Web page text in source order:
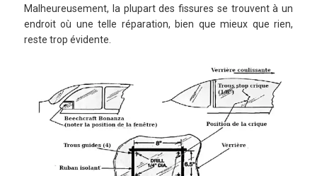
Malheureusement, la plupart des fissures se trouvent à un
endroit où une telle réparation, bien que mieux que rien,
reste trop évidente.